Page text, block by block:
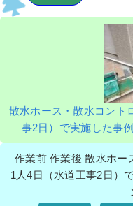
散水ホース・散水コント
事2日）で実施した事
作業前 作業後 散水ホー
1人4日（水道工事2日）